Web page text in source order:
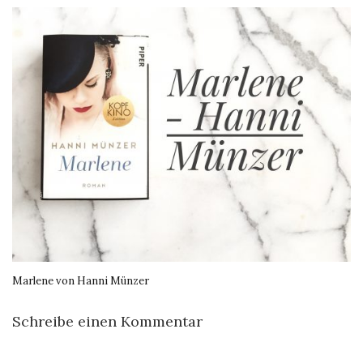
Marlene von Hanni Münzer
Schreibe einen Kommentar